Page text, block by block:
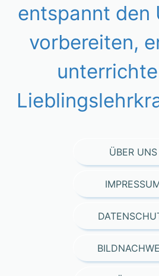
entspannt den
vorbereiten,
ÜBER UNS